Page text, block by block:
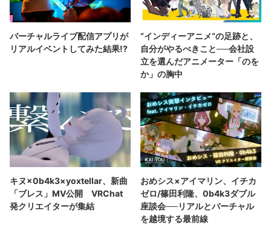
バーチャルライブ配信アプリが
リアルイベントしてみた結果!?
“インディーアニメ“の足跡と、
自分がやるべきこと──会社設
立を選んだアニメーター「のを
か」の胸中
キヌ×0b4k3×yoxtellar、新曲
「ブレス」MV公開 VRChat
発クリエイターが集結
おめシス×アイマリン、イチカ
ゼロ/篠田利隆、0b4k3ダブル
座談会──リアルとバーチャル
を越境する最前線